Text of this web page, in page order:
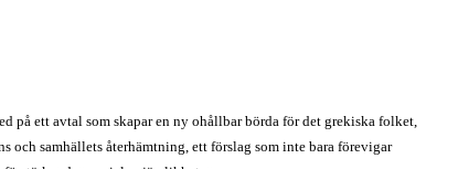
på ett avtal som skapar en ny ohållbar börda för det grekiska folket,
och samhällets återhämtning, ett förslag som inte bara förevigar